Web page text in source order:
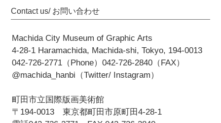
Contact us/ お問い合わせ
Machida City Museum of Graphic Arts
4-28-1 Haramachida, Machida-shi, Tokyo, 194-0013
042-726-2771（Phone）042-726-2840（FAX）
@machida_hanbi（Twitter/ Instagram）
町田市立国際版画美術館
〒194-0013 東京都町田市原町田4-28-1